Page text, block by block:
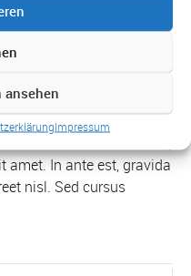
ansehen
Impressum
Nulla laoreet ante
nisl in malesuada
sit amet sagittis nisl
eu erat venenatis
cursus in ligula sit
feugiat odio efficitur,
amet. In ante est, gravida
nisl. Sed cursus